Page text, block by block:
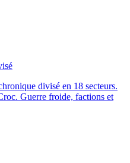
divisé en 18 secteurs.
Guerre froide, factions et